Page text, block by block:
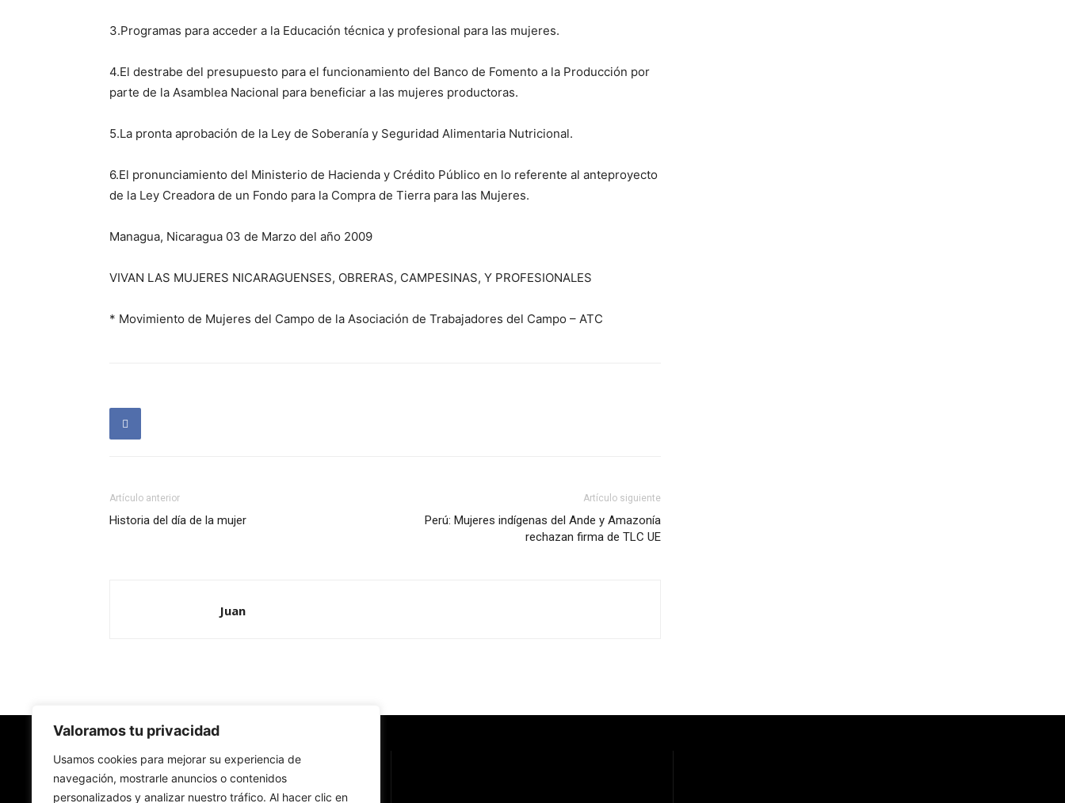
Valoramos tu privacidad
Usamos cookies para mejorar su experiencia de
navegación, mostrarle anuncios o contenidos
personalizados y analizar nuestro tráfico. Al hacer clic en
3.Programas para acceder a la Educación técnica y profesional para las mujeres.
4.El destrabe del presupuesto para el funcionamiento del Banco de Fomento a la Producción por
parte de la Asamblea Nacional para beneficiar a las mujeres productoras.
5.La pronta aprobación de la Ley de Soberanía y Seguridad Alimentaria Nutricional.
6.El pronunciamiento del Ministerio de Hacienda y Crédito Público en lo referente al anteproyecto
de la Ley Creadora de un Fondo para la Compra de Tierra para las Mujeres.
Managua, Nicaragua 03 de Marzo del año 2009
VIVAN LAS MUJERES NICARAGUENSES, OBRERAS, CAMPESINAS, Y PROFESIONALES
* Movimiento de Mujeres del Campo de la Asociación de Trabajadores del Campo – ATC
Artículo anterior
Historia del día de la mujer
Artículo siguiente
Perú: Mujeres indígenas del Ande y Amazonía
rechazan firma de TLC UE
Juan
Redes Cristianas